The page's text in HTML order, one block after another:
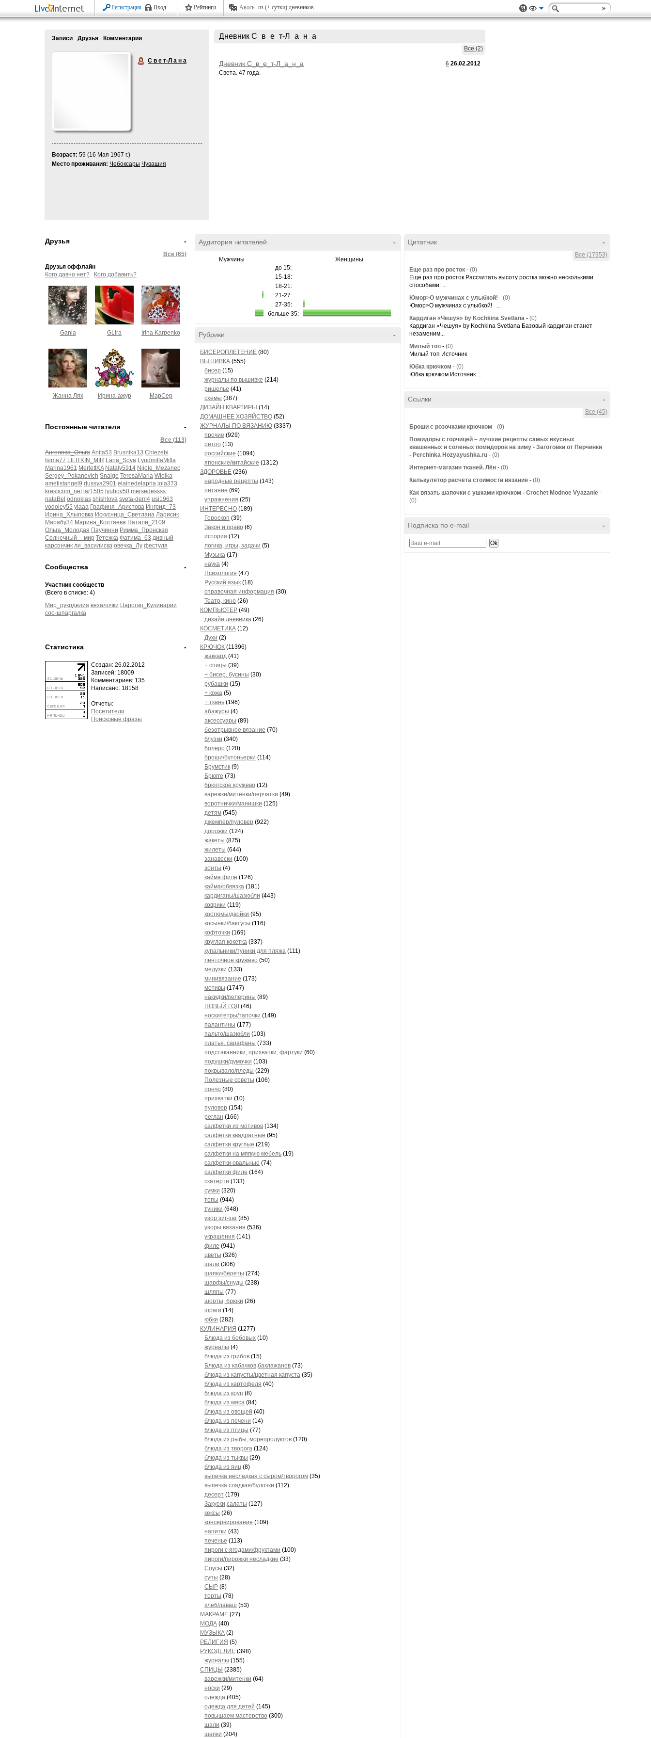
Регистрация Вход Рейтинги Авось из (+ сутки) дневников
Записи Друзья Комментарии
С в е т-Л а н а
Возраст: 59 (16 Мая 1967 г.)
Место проживания: Чебоксары Чувашия
Дневник С_в_е_т-Л_а_н_а
Все (2)
6 26.02.2012
Дневник С_в_е_т-Л_а_н_а
Света. 47 года.
-
Друзья
Все (65)
Друзья оффлайн
Кого давно нет?
Кого добавить?
Gania GLira Irina Karpenko
Жанна Лях Ирина-ажур МарСер
-
Постоянные читатели
Все (113)
Ангелова_Ольга Anita53 Brusnika13 Chiezebi
Isima77 LILITKIN_MIR Lana_Sova LyudmillaMilla
Marina1961 MerlettKA Nataly5914 Nijole_Mezanec
Sergey_Pokanevich Snaige TeresaMaria Wiolka
ametistangel9 dussya2901 elainedelapria jola373
kresticom_net lar1505 lyubov50 mersedessss
nataBel odnoklas shishlova sveta-dem4 usi1963
vodoley55 ylaaa Графиня_Аристова Ингрид_73
Ирина_Хлыповка Искусница_Светлана Ларисик
Марабу34 Марина_Коптяева Натали_2109
Ольга_Молодая Паучинни Римма_Пронская
Солнечный__мир Тетежка Фатима_63 дивный
карсончик ли_василиска овечка_Лу фестуля
-
Сообщества
Участник сообществ
(Всего в списке: 4)
Мир_рукоделия вязалочки Царство_Кулинарии
соо-шпаргалка
-
Статистика
Создан: 26.02.2012
Записей: 18009
Комментариев: 135
Написано: 18158
Отчеты:
Посетители
Поисковые фразы
-
Аудитория читателей
Мужчины
Женщины
до 15:
15-18:
18-21:
21-27:
27-35:
больше 35:
-
Рубрики
БИСЕРОПЛЕТЕНИЕ (80)
ВЫШИВКА (555)
бисер (15)
журналы по вышивке (214)
ришелье (41)
схемы (387)
ДИЗАЙН КВАРТИРЫ (14)
ДОМАШНЕЕ ХОЗЯЙСТВО (52)
ЖУРНАЛЫ ПО ВЯЗАНИЮ (3337)
прочие (929)
ретро (13)
российские (1094)
японские/китайские (1312)
ЗДОРОВЬЕ (236)
народные рецепты (143)
питание (69)
упражнения (25)
ИНТЕРЕСНО (189)
Гороскоп (39)
Закон и право (6)
история (12)
логика, игры, задачи (5)
Музыка (17)
наука (4)
Психология (47)
Русский язык (18)
справочная информация (30)
Театр, кино (26)
КОМПЬЮТЕР (49)
дизайн дневника (26)
КОСМЕТИКА (12)
Духи (2)
КРЮЧОК (11396)
жаккард (41)
+ спицы (39)
+ бисер, бусины (30)
рубашки (15)
+ кожа (5)
+ ткань (196)
абажуры (4)
аксессуары (89)
безотрывное вязание (70)
блузки (340)
болеро (120)
броши/бутоньерки (114)
Брумстик (9)
Брюгге (73)
брюггское кружево (12)
варежки/митенки/перчатки (49)
воротнички/манишки (125)
детям (545)
джемпер/пуловер (922)
дорожки (124)
жакеты (875)
жилеты (644)
занавески (100)
зонты (4)
кайма филе (126)
кайма/обвязка (181)
кардиганы/шазюбли (443)
коврики (119)
костюмы/двойки (95)
косынки/бактусы (116)
кофточки (169)
круглая кокетка (337)
купальники/туники для пляжа (111)
ленточное кружево (50)
медузки (133)
минивязание (173)
мотивы (1747)
накидки/пелерины (89)
НОВЫЙ ГОД (46)
носки/гетры/тапочки (149)
палантины (177)
пальто/шазюбли (103)
платья, сарафаны (733)
подстаканники, прихватки, фартуки (60)
подушки/думочки (103)
покрывало/пледы (229)
Полезные советы (106)
пончо (80)
прихватки (10)
пуловер (154)
реглан (166)
салфетки из мотивов (134)
салфетки квадратные (95)
салфетки круглые (219)
салфетки на мягкую мебель (19)
салфетки овальные (74)
салфетки филе (164)
скатерти (133)
сумки (320)
топы (944)
туники (648)
узор зиг-заг (85)
узоры вязания (536)
украшения (141)
филе (941)
цветы (326)
шали (306)
шапки/береты (274)
шарфы/снуды (238)
шляпы (77)
шорты, брюки (26)
шраги (14)
юбки (282)
КУЛИНАРИЯ (1277)
Блюда из бобовых (10)
журналы (4)
блюда из грибов (15)
Блюда из кабачков,баклажанов (73)
блюда из капусты/цветная капуста (35)
блюда из картофеля (40)
блюда из круп (8)
блюда из мяса (84)
блюда из овощей (40)
блюда из печени (14)
блюда из птицы (77)
блюда из рыбы, морепродуктов (120)
блюда из творога (124)
блюда из тыквы (29)
блюда из яиц (8)
выпечка несладкая с сыром/творогом (35)
выпечка сладкая/булочки (112)
десерт (179)
Закуски,салаты (127)
кексы (26)
консервирование (109)
напитки (43)
печенье (113)
пироги с ягодами/фруктами (100)
пироги/пирожки несладкие (33)
Соусы (32)
супы (28)
СЫР (8)
торты (78)
хлеб/лаваш (53)
МАКРАМЕ (27)
МОДА (40)
МУЗЫКА (2)
РЕЛИГИЯ (5)
РУКОДЕЛИЕ (398)
журналы (155)
СПИЦЫ (2385)
варежки/митенки (64)
носки (29)
одежда (405)
одежда для детей (145)
повышаем мастерство (300)
шали (39)
шапки (204)
-
Цитатник
Все (17953)
Еще раз про росток - (0)
Еще раз про росток Рассчитать высоту ростка можно несколькими
способами: ...
Юмор>О мужчинах с улыбкой! - (0)
Юмор>О мужчинах с улыбкой! ...
Кардиган «Чешуя» by Kochkina Svetlana - (0)
Кардиган «Чешуя» by Kochkina Svetlana Базовый кардиган станет
незаменим...
Милый топ - (0)
Милый топ Источник
Юбка крючком - (0)
Юбка крючком Источник ...
-
Ссылки
Все (45)
Броши с розочками крючком - (0)
Помидоры с горчицей – лучшие рецепты самых вкусных
квашенных и солёных помидоров на зиму - Заготовки от Перчинки
- Perchinka Hozyayushka.ru - (0)
Интернет-магазин тканей. Лён - (0)
Калькулятор расчета стоимости вязания - (0)
Как вязать шапочки с ушками крючком - Crochet Modnoe Vyazanie -
(0)
-
Подписка по e-mail